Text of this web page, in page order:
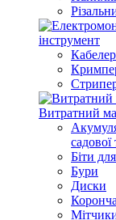
інструмент
Витратний
садової
Біти
Бури
Диски